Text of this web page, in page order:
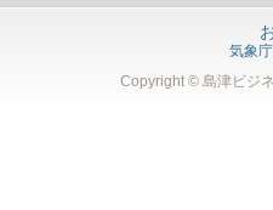
気象
Copyright © 島津ビジ